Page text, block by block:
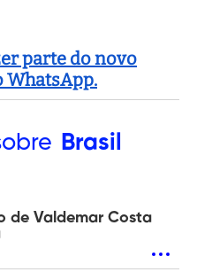
parte do novo
WhatsApp.
Brasil
de Valdemar Costa